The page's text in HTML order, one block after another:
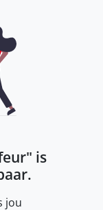
" is
jou